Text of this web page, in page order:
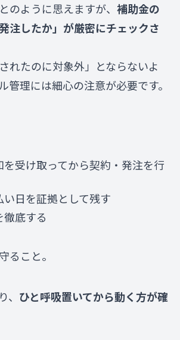
のように思えますが、 補助金の
注したか」が厳密にチェックさ
れたのに対象外」とならないよ
管理には細心の注意が必要です。
を受け取ってから契約・発注を行
日を証拠として残す
底する
ること。
ひと呼吸置いてから動く方が確